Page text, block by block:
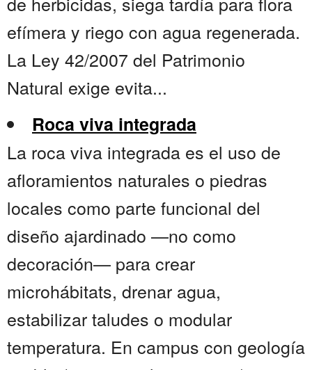
efímera y riego con agua regenerada.
La Ley 42/2007 del Patrimonio
Natural exige evita...
Roca viva integrada
La roca viva integrada es el uso de
afloramientos naturales o piedras
locales como parte funcional del
diseño ajardinado —no como
decoración— para crear
microhábitats, drenar agua,
estabilizar taludes o modular
temperatura. En campus con geología